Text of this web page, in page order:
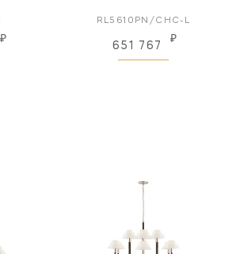
₽
RL5610PN/CHC-L
651 767
₽